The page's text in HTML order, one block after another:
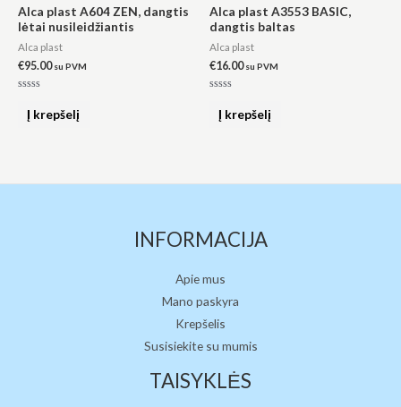
Alca plast A604 ZEN, dangtis
lėtai nusileidžiantis
Alca plast
€95.00 su PVM
Į krepšelį
Alca plast A3553 BASIC,
dangtis baltas
Alca plast
€16.00 su PVM
Į krepšelį
INFORMACIJA
Apie mus
Mano paskyra
Krepšelis
Susisiekite su mumis
TAISYKLĖS